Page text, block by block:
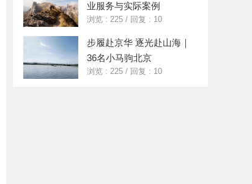
业服务与实际案例
浏览 : 225 / 回复 : 10
步履赴京华 逐光赴山海｜
36名小马驹北京
浏览 : 225 / 回复 : 10